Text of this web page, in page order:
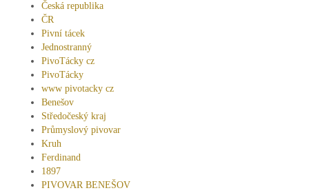
Česká republika
ČR
Pivní tácek
Jednostranný
PivoTácky cz
PivoTácky
www pivotacky cz
Benešov
Středočeský kraj
Průmyslový pivovar
Kruh
Ferdinand
1897
PIVOVAR BENEŠOV